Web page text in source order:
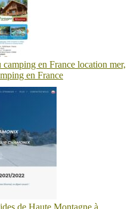
en France location mer,
en France
de Haute Montagne à